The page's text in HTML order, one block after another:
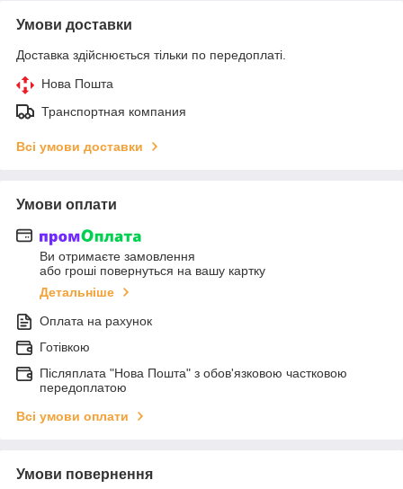
Умови доставки
Доставка здійснюється тільки по передоплаті.
Нова Пошта
Транспортная компания
Всі умови доставки
Умови оплати
Ви отримаєте замовлення
або гроші повернуться на вашу картку
Детальніше
Оплата на рахунок
Готівкою
Післяплата "Нова Пошта" з обов'язковою частковою
передоплатою
Всі умови оплати
Умови повернення